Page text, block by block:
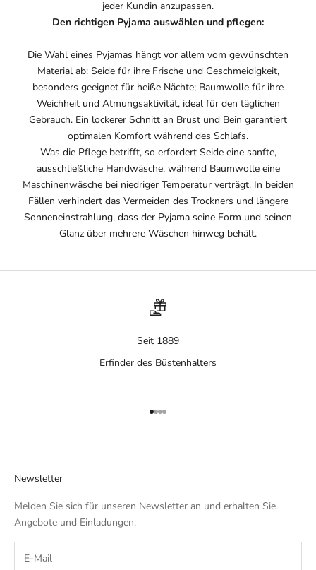
jeder Kundin anzupassen.
Den richtigen Pyjama auswählen und pflegen:
Die Wahl eines Pyjamas hängt vor allem vom gewünschten
Material ab: Seide für ihre Frische und Geschmeidigkeit,
besonders geeignet für heiße Nächte; Baumwolle für ihre
Weichheit und Atmungsaktivität, ideal für den täglichen
Gebrauch. Ein lockerer Schnitt an Brust und Bein garantiert
optimalen Komfort während des Schlafs.
Was die Pflege betrifft, so erfordert Seide eine sanfte,
ausschließliche Handwäsche, während Baumwolle eine
Maschinenwäsche bei niedriger Temperatur verträgt. In beiden
Fällen verhindert das Vermeiden des Trockners und längere
Sonneneinstrahlung, dass der Pyjama seine Form und seinen
Glanz über mehrere Wäschen hinweg behält.
Seit 1889
Erfinder des Büstenhalters
Gehe zu Element 1
Gehe zu Element 2
Gehe zu Element 3
Gehe zu Element 4
Newsletter
Melden Sie sich für unseren Newsletter an und erhalten Sie
Angebote und Einladungen.